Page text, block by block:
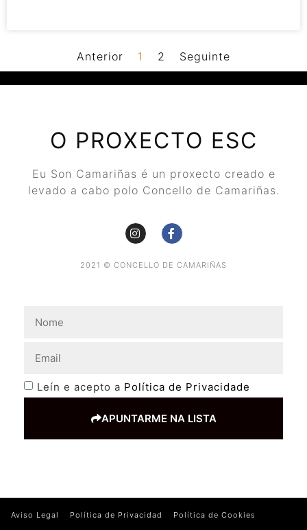
Anterior 1 2 Seguinte
O PROXECTO ESC
Eu Son Camariñas é un proxecto creado e
levado a cabo polo Concello de Camariñas.
2021 © CONCELLO DE CAMARIÑAS
Leín e acepto a Política de Privacidade
APUNTARME NA LISTA
Aviso Legal Política de Privacidad Política de Cookies